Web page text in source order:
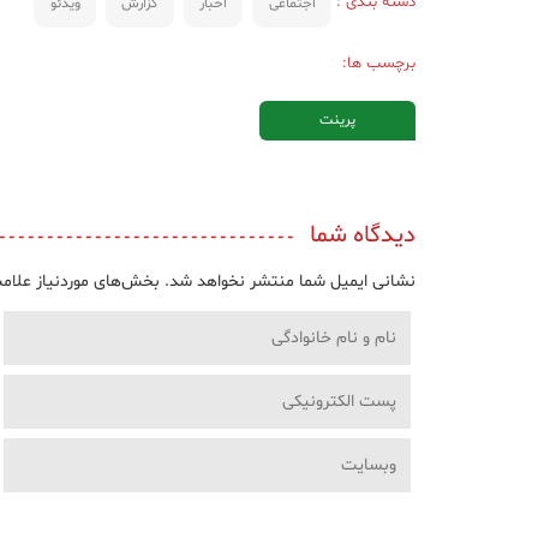
برچسب ها:
پرینت
دیدگاه شما
نشانی ایمیل شما منتشر نخواهد شد. بخش‌های موردنیاز